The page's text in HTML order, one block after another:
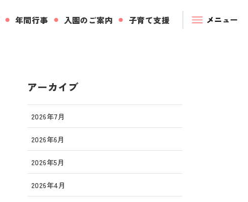
年間行事 入園のご案内 子育て支援
アーカイブ
2026年7月
2026年6月
2026年5月
2026年4月